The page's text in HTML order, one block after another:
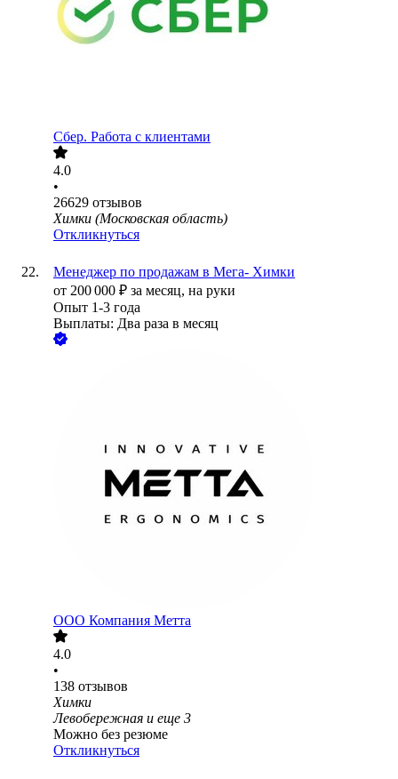
Сбер. Работа с клиентами
4.0
•
26629 отзывов
Химки (Московская область)
Откликнуться
Менеджер по продажам в Мега- Химки
от 200 000 ₽ за месяц, на руки
Опыт 1-3 года
Выплаты: Два раза в месяц
ООО Компания Метта
4.0
•
138 отзывов
Химки
Левобережная и еще 3
Можно без резюме
Откликнуться